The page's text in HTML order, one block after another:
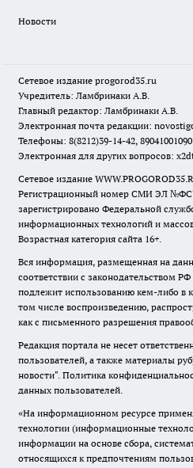
Новости
Сетевое издание progorod35.ru
Учредитель: Ламбринаки А.В.
Главный редактор: Ламбринаки А.В.
Электронная почта редакции:
Телефоны: 8(8212)39-14-42, 89041001090
Электронная для других вопросов:
Сетевое издание
Регистрационный номер СМИ ЭЛ
зарегистрировано Федеральной
информационных технологий и
Возрастная категория сайта 16+.
Вся информация, размещенная на
соответствии с законодательством
подлежит использованию кем-либо в
том числе воспроизведению,
как с письменного разрешения
Редакция портала не несет
пользователей, а также материалы
новости". Политика
данных пользователей.
«На информационном ресурсе
технологии (информационные
информации на основе сбора,
относящихся к предпочтениям